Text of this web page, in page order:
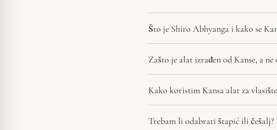
Što je Shiro Abhyanga i kako se
Zašto je alat izrađen od Kanse, a
Kako koristim Kansa alat za
Trebam li odabrati štapić ili češalj?